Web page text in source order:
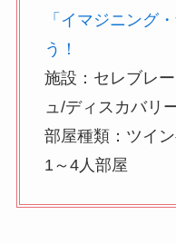
「イマジニング
う！
施設：セレブレ
ュ/ディスカバリ
部屋種類：ツイ
1～4人部屋